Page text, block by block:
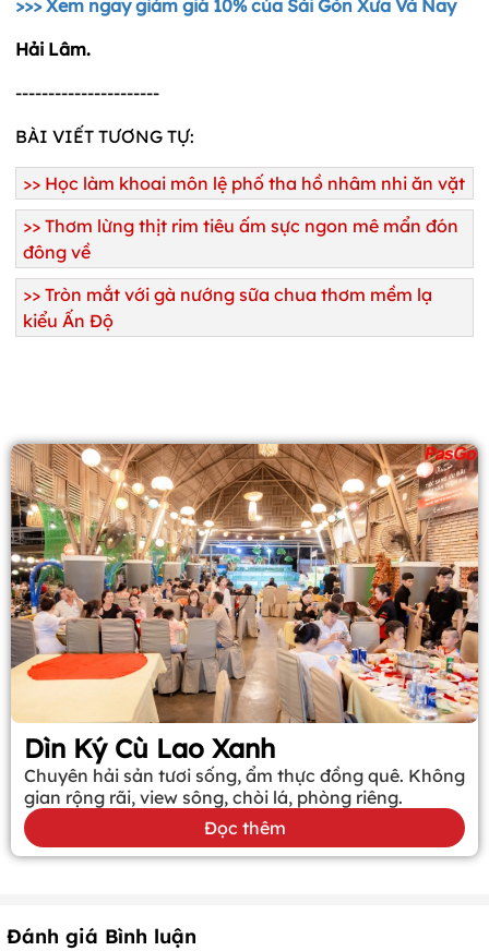
>>> Xem ngay giảm giá 10% của Sài Gòn Xưa Và Nay
Hải Lâm.
----------------------
BÀI VIẾT TƯƠNG TỰ:
>> Học làm khoai môn lệ phố tha hồ nhâm nhi ăn vặt
>> Thơm lừng thịt rim tiêu ấm sực ngon mê mẩn đón
đông về
>> Tròn mắt với gà nướng sữa chua thơm mềm lạ
kiểu Ấn Độ
Dìn Ký Cù Lao Xanh
Chuyên hải sản tươi sống, ẩm thực đồng quê. Không
gian rộng rãi, view sông, chòi lá, phòng riêng.
Đọc thêm
Đánh giá Bình luận